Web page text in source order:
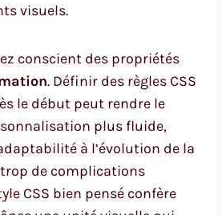
visuels.
conscient des propriétés
. Définir des règles CSS
le début peut rendre le
plus fluide,
à l’évolution de la
de complications
CSS bien pensé confère